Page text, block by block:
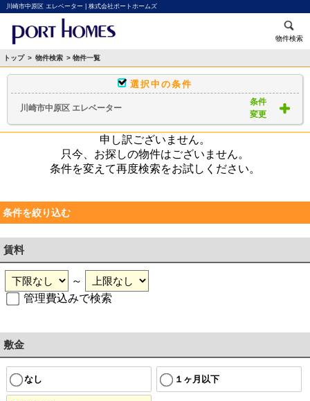
川崎市中原区 エレベーター | 株式会社ポートホームズ
物件検索
トップ > 物件検索 > 物件一覧
選択中の条件
川崎市中原区 エレベーター
条件
変更
申し訳ございません。
只今、お探しの物件はございません。
条件を変えて再度検索をお試しください。
条件を絞り込む
賃料
～
管理費込みで検索
敷金
なし １ヶ月以下